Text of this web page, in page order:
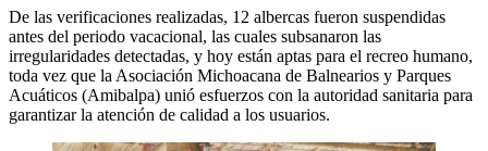
De las verificaciones realizadas, 12 albercas fueron suspendidas
antes del periodo vacacional, las cuales subsanaron las
irregularidades detectadas, y hoy están aptas para el recreo humano,
toda vez que la Asociación Michoacana de Balnearios y Parques
Acuáticos (Amibalpa) unió esfuerzos con la autoridad sanitaria para
garantizar la atención de calidad a los usuarios.